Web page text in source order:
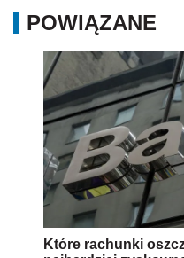
POWIĄZANE
Które rachunki